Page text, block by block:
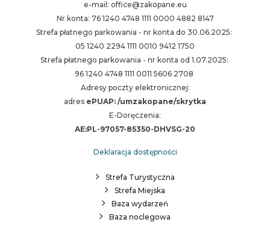
e-mail: office@zakopane.eu
Nr konta: 76 1240 4748 1111 0000 4882 8147
Strefa płatnego parkowania - nr konta do 30.06.2025:
05 1240 2294 1111 0010 9412 1750
Strefa płatnego parkowania - nr konta od 1.07.2025:
96 1240 4748 1111 0011 5606 2708
Adresy poczty elektronicznej:
adres ePUAP: /umzakopane/skrytka
E-Doręczenia:
AE:PL-97057-85350-DHVSG-20
Deklaracja dostępności
Strefa Turystyczna
Strefa Miejska
Baza wydarzeń
Baza noclegowa